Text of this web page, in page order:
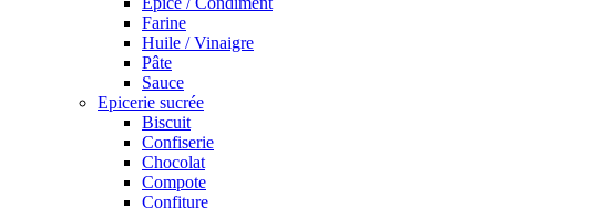
Farine
Huile / Vinaigre
Pâte
Sauce
Epicerie sucrée
Biscuit
Confiserie
Chocolat
Compote
Confiture